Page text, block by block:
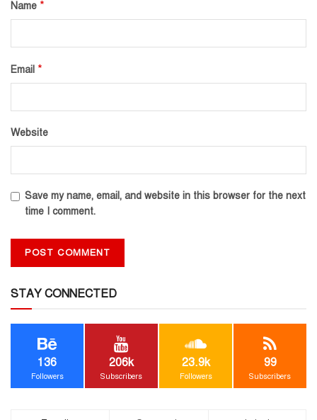
Name *
Email *
Website
Save my name, email, and website in this browser for the next
time I comment.
STAY CONNECTED
136
Followers
206k
Subscribers
23.9k
Followers
99
Subscribers